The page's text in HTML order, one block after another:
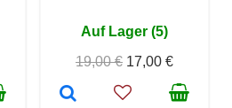
Auf Lager (5)
19,00 € 17,00 €